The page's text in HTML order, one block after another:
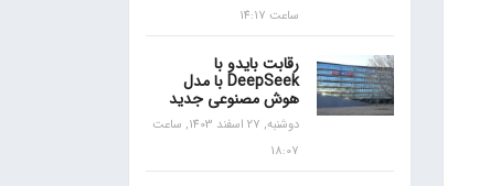
ساعت 14:17
رقابت بایدو با
DeepSeek با مدل
هوش مصنوعی جدید
دوشنبه, 27 اسفند 1403, ساعت
18:07